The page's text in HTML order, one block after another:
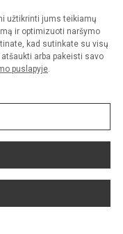
užtikrinti jums teikiamų
ir optimizuoti naršymo
kad sutinkate su visų
arba pakeisti savo
puslapyje.
Visos teisės saugomos.
griežtai draudžiama.
valdymas